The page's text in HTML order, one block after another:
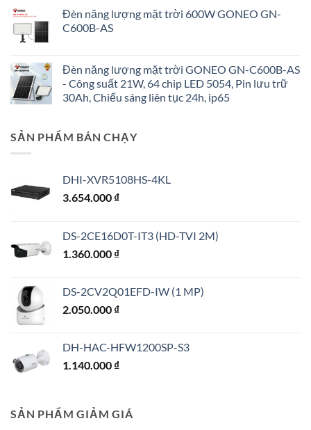
Đèn năng lượng mặt trời 600W GONEO GN-
C600B-AS
Đèn năng lượng mặt trời GONEO GN-C600B-AS
- Công suất 21W, 64 chip LED 5054, Pin lưu trữ
30Ah, Chiếu sáng liên tục 24h, ip65
SẢN PHẨM BÁN CHẠY
DHI-XVR5108HS-4KL
3.654.000 ₫
DS-2CE16D0T-IT3 (HD-TVI 2M)
1.360.000 ₫
DS-2CV2Q01EFD-IW (1 MP)
2.050.000 ₫
DH-HAC-HFW1200SP-S3
1.140.000 ₫
SẢN PHẨM GIẢM GIÁ